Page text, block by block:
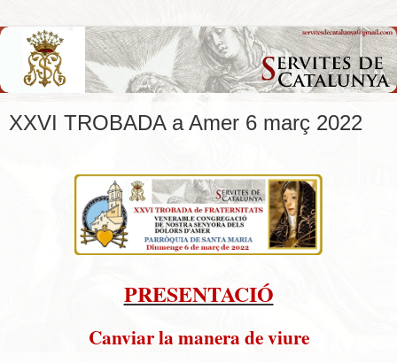
XXVI TROBADA a Amer 6 març 2022
PRESENTACIÓ
Canviar la manera de viure